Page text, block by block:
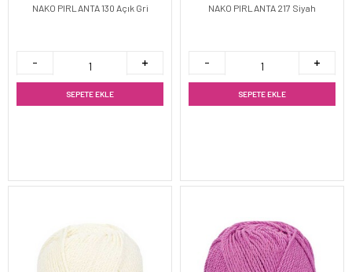
NAKO PIRLANTA 130 Açık Gri
SEPETE EKLE
NAKO PIRLANTA 217 Siyah
SEPETE EKLE